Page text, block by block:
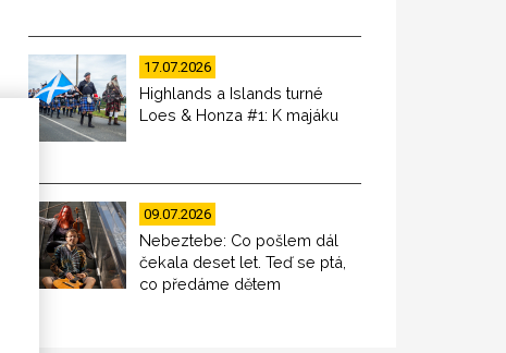
17.07.2026
Highlands a Islands turné
Loes & Honza #1: K majáku
09.07.2026
Nebeztebe: Co pošlem dál
čekala deset let. Teď se ptá,
co předáme dětem